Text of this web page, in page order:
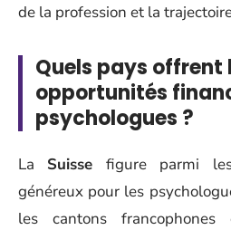
de la profession et la
Quels pays offrent
opportunités
psychologues ?
La Suisse figure parmi
généreux pour les
les cantons francophones